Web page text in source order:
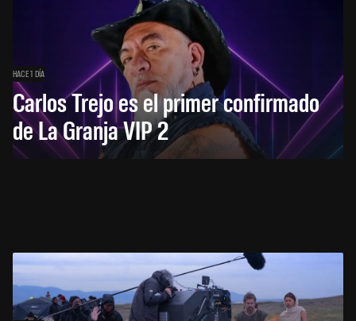
HACE 1 DÍA
Carlos Trejo es el primer confirmado
de La Granja VIP 2